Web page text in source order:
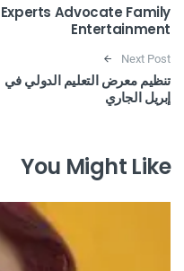
Advocate Family
Entertainment
Next Post
إبريل الجاري
You Might Like